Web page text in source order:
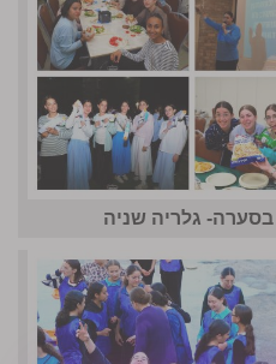
גלריה שניה